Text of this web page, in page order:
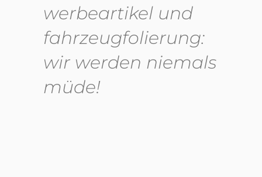
werbeartikel und
fahrzeugfolierung:
wir werden niemals
müde!